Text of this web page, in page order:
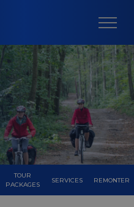
TOUR
PACKAGES
SERVICES REMONTER